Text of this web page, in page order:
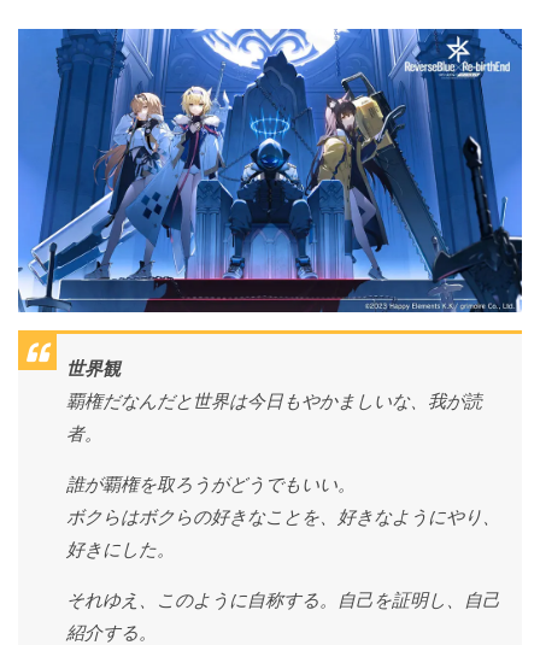
世界観
覇権だなんだと世界は今日もやかましいな、我が読
者。
誰が覇権を取ろうがどうでもいい。
ボクらはボクらの好きなことを、好きなようにやり、
好きにした。
それゆえ、このように自称する。自己を証明し、自己
紹介する。